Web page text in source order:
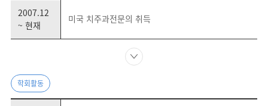
2007.12
~ 현재
미국 치주과전문의 취득
학회활동